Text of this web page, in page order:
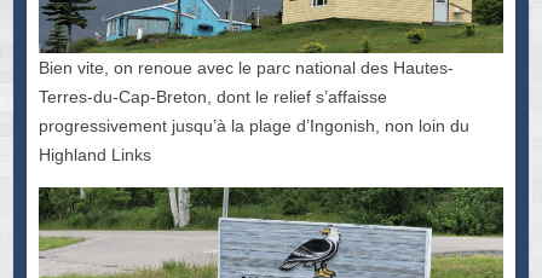
Bien vite, on renoue avec le parc national des Hautes-
Terres-du-Cap-Breton, dont le relief s’affaisse
progressivement jusqu’à la plage d’Ingonish, non loin du
Highland Links